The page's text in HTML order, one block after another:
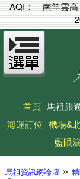
AQI： 南竿雲
首頁 馬祖旅
海運訂位 機場&
藍眼
馬祖資訊網論壇»